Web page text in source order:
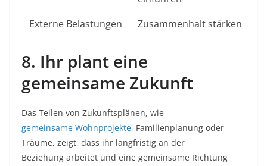
Externe Belastungen
Zusammenhalt stärken
8. Ihr plant eine
gemeinsame Zukunft
Das Teilen von Zukunftsplänen, wie
gemeinsame Wohnprojekte, Familienplanung oder
Träume, zeigt, dass ihr langfristig an der
Beziehung arbeitet und eine gemeinsame Richtung